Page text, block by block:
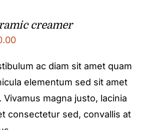
creamer
ac diam sit amet quam
elementum sed sit amet
Vivamus magna justo, lacinia
consectetur sed, convallis at